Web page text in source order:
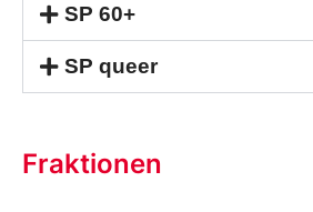
SP 60+
SP queer
Fraktionen